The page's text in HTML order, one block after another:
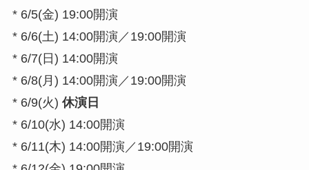
* 6/5(金) 19:00開演
* 6/6(土) 14:00開演／19:00開演
* 6/7(日) 14:00開演
* 6/8(月) 14:00開演／19:00開演
* 6/9(火) 休演日
* 6/10(水) 14:00開演
* 6/11(木) 14:00開演／19:00開演